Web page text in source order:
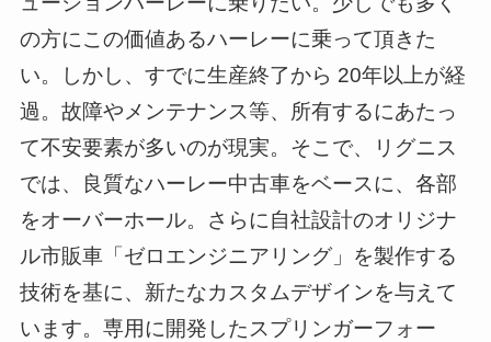
の方にこの価値あるハーレーに乗って頂きた
い。しかし、すでに生産終了から 20年以上が経
過。故障やメンテナンス等、所有するにあたっ
て不安要素が多いのが現実。そこで、リグニス
では、良質なハーレー中古車をベースに、各部
をオーバーホール。さらに自社設計のオリジナ
ル市販車「ゼロエンジニアリング」を製作する
技術を基に、新たなカスタムデザインを与えて
います。専用に開発したスプリンガーフォー